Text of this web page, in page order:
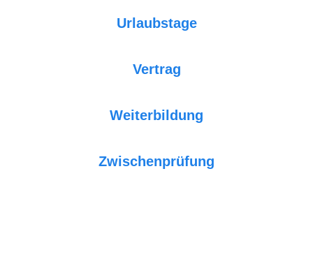
Urlaubstage
Vertrag
Weiterbildung
Zwischenprüfung